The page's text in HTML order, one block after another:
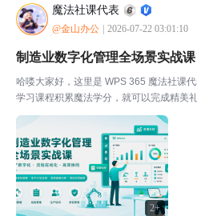
魔法社课代表
@金山办公 2026-07-22 03:01:10
2+
制造业数字化管理全场景实战课
哈喽大家好，这里是 WPS 365 魔法社课
学习课程积累魔法学分，就可以完成精美
点击此处，立即完成本期任务本期课程：
（上）通过本课程的学习，你将成为